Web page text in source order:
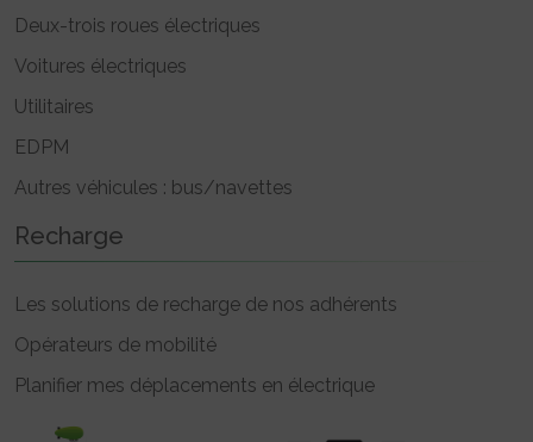
Deux-trois roues électriques
Voitures électriques
Utilitaires
EDPM
Autres véhicules : bus/navettes
Recharge
Les solutions de recharge de nos adhérents
Opérateurs de mobilité
Planifier mes déplacements en électrique